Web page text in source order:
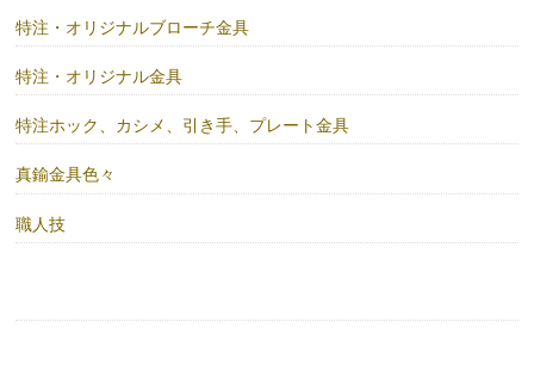
特注・オリジナルブローチ金具
特注・オリジナル金具
特注ホック、カシメ、引き手、プレート金具
真鍮金具色々
職人技